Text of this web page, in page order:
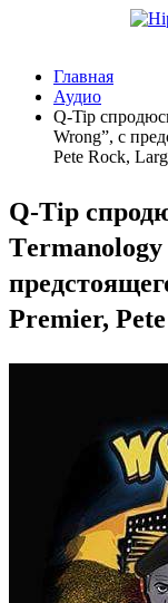
Главная
Аудио
Q-Tip
Wrong”, с
Pete Rock,
Q-Tip
Тermanology
Premier,